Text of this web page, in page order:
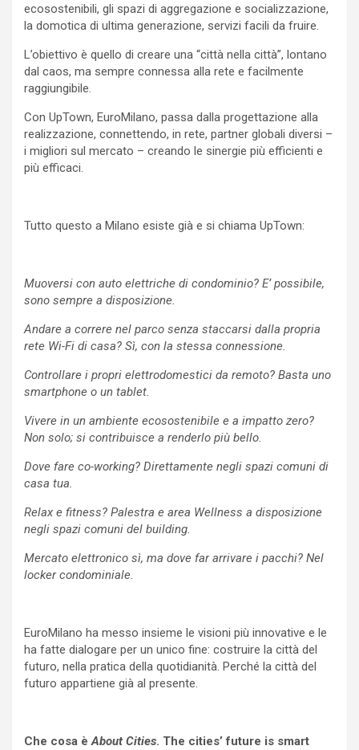
ecosostenibili, gli spazi di aggregazione e socializzazione,
la domotica di ultima generazione, servizi facili da fruire.
L’obiettivo è quello di creare una “città nella città”, lontano
dal caos, ma sempre connessa alla rete e facilmente
raggiungibile.
Con UpTown, EuroMilano, passa dalla progettazione alla
realizzazione, connettendo, in rete, partner globali diversi –
i migliori sul mercato – creando le sinergie più efficienti e
più efficaci.
Tutto questo a Milano esiste già e si chiama UpTown:
Muoversi con auto elettriche di condominio? E’ possibile,
sono sempre a disposizione.
Andare a correre nel parco senza staccarsi dalla propria
rete Wi-Fi di casa? Sì, con la stessa connessione.
Controllare i propri elettrodomestici da remoto? Basta uno
smartphone o un tablet.
Vivere in un ambiente ecosostenibile e a impatto zero?
Non solo; si contribuisce a renderlo più bello.
Dove fare co-working? Direttamente negli spazi comuni di
casa tua.
Relax e fitness? Palestra e area Wellness a disposizione
negli spazi comuni del building.
Mercato elettronico sì, ma dove far arrivare i pacchi? Nel
locker condominiale.
EuroMilano ha messo insieme le visioni più innovative e le
ha fatte dialogare per un unico fine: costruire la città del
futuro, nella pratica della quotidianità. Perché la città del
futuro appartiene già al presente.
Che cosa èAbout Cities. The cities’ future is smart